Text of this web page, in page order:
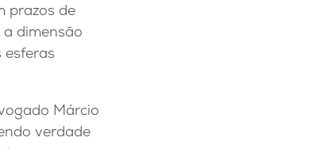
prazos de
dimensão
Márcio
verdade